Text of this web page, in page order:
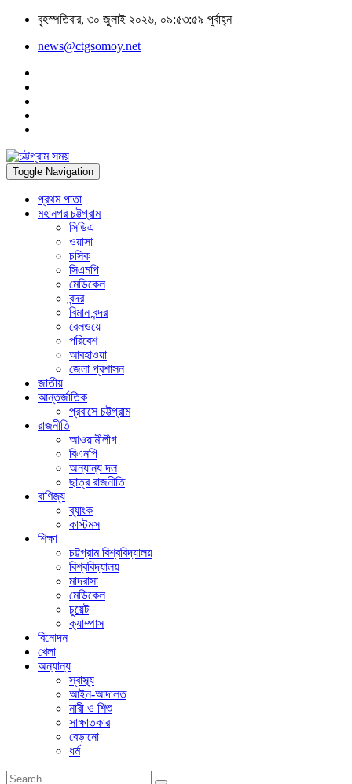
বৃহস্পতিবার, ৩০ জুলাই ২০২৬, ০৯:৫৩:৫৯ পূর্বাহ্ন
news@ctgsomoy.net
Toggle Navigation
প্রথম পাতা
মহানগর চট্টগ্রাম
সিডিএ
ওয়াসা
চসিক
সিএমপি
মেডিকেল
বন্দর
বিমান বন্দর
রেলওয়ে
পরিবেশ
আবহাওয়া
জেলা প্রশাসন
জাতীয়
আন্তর্জাতিক
প্রবাসে চট্টগ্রাম
রাজনীতি
আওয়ামীলীগ
বিএনপি
অন্যান্য দল
ছাত্র রাজনীতি
বাণিজ্য
ব্যাংক
কাস্টমস
শিক্ষা
চট্টগ্রাম বিশ্ববিদ্যালয়
বিশ্ববিদ্যালয়
মাদরাসা
মেডিকেল
চুয়েট
ক্যাম্পাস
বিনোদন
খেলা
অন্যান্য
স্বাস্থ্য
আইন-আদালত
নারী ও শিশু
সাক্ষাতকার
বেড়ানো
ধর্ম